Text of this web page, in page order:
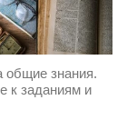
общие знания.
к заданиям и